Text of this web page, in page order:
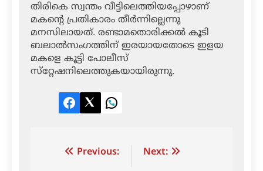
തിരികെ സ്വന്തം വീട്ടിലെത്തിയപ്പോഴാണ്
മകന്റെ പ്രതികാരം തീര്‍ന്നില്ലെന്നു
മനസിലായത്. രണ്ടാമതൊരിക്കല്‍ കൂടി
ബലാല്‍സംഗത്തിന് ഇരയായതോടെ ഇളയ
മകളെ കൂട്ടി പോലീസ്
സ്‌റ്റേഷനിലെത്തുകയായിരുന്നു.
Facebook
TwitterLinkedIn
Post Previous: Next: